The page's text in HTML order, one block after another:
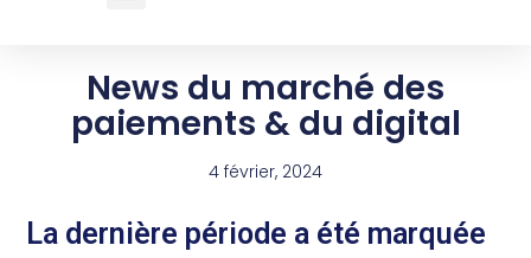
News du marché des
paiements & du digital
4 février, 2024
La dernière période a été marquée